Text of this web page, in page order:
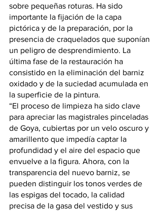
sobre pequeñas roturas. Ha sido
importante la fijación de la capa
pictórica y de la preparación, por la
presencia de craquelados que suponían
un peligro de desprendimiento. La
última fase de la restauración ha
consistido en la eliminación del barniz
oxidado y de la suciedad acumulada en
la superficie de la pintura.
“El proceso de limpieza ha sido clave
para apreciar las magistrales pinceladas
de Goya, cubiertas por un velo oscuro y
amarillento que impedía captar la
profundidad y el aire del espacio que
envuelve a la figura. Ahora, con la
transparencia del nuevo barniz, se
pueden distinguir los tonos verdes de
las espigas del tocado, la calidad
precisa de la gasa del vestido y sus